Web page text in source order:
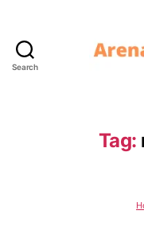
Search
Tag: